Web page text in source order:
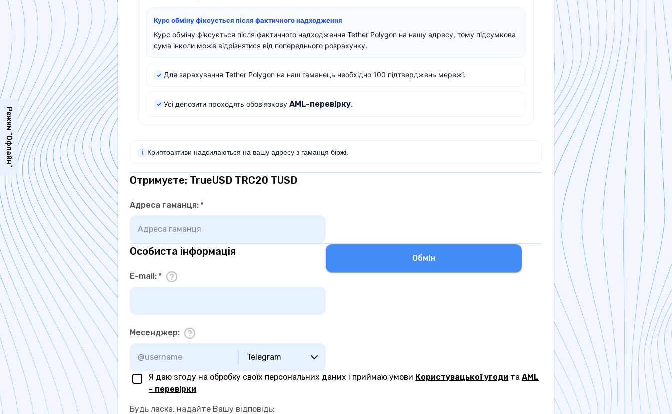
Курс обміну фіксується після фактичного надходження
Курс обміну фіксується після фактичного надходження Tether Polygon на нашу адресу, тому підсумкова
сума інколи може відрізнятися від попереднього розрахунку.
✓ Для зарахування Tether Polygon на наш гаманець необхідно 100 підтверджень мережі.
✓ Усі депозити проходять обов’язкову AML-перевірку.
ℹ Криптоактиви надсилаються на вашу адресу з гаманця біржі.
Отримуєте: TrueUSD TRC20 TUSD
Адреса гаманця:*
Особиста інформація
E-mail:*
Месенджер:
Telegram
Обмiн
Я даю згоду на обробку своїх персональних даних і приймаю умови Користувацької угоди та AML
- перевірки
Будь ласка, надайте Вашу відповідь:
Режим “Офлайн”